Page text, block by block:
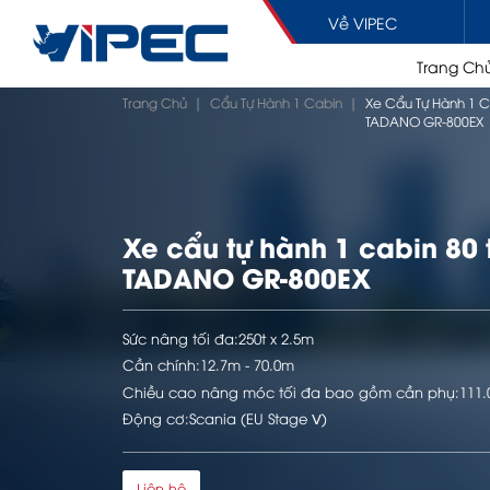
Chuyển
Về VIPEC
Trang
Xe bơm bê tông cần
Xe bơm bê tông tự hành
Máy bơm bê tông tĩnh
Xe bồn trộn bê tông
Xe
Xe ben
SHOWROOM PHỤ
BẢO HÀNH / SỬA
Trang Chủ | Cẩu Tự Hành 1 Cabin | Xe Cẩu Tự Hành 1
TADANO GR-800EX
Xe cẩu tự hành 1 cabin 80
TADANO GR-800EX
Sức nâng tối đa:250t x 2.5m
Cần chính:12.7m - 70.0m
Chiều cao nâng móc tối đa bao gồm cần phụ:
Động cơ:Scania (EU Stage Ⅴ)